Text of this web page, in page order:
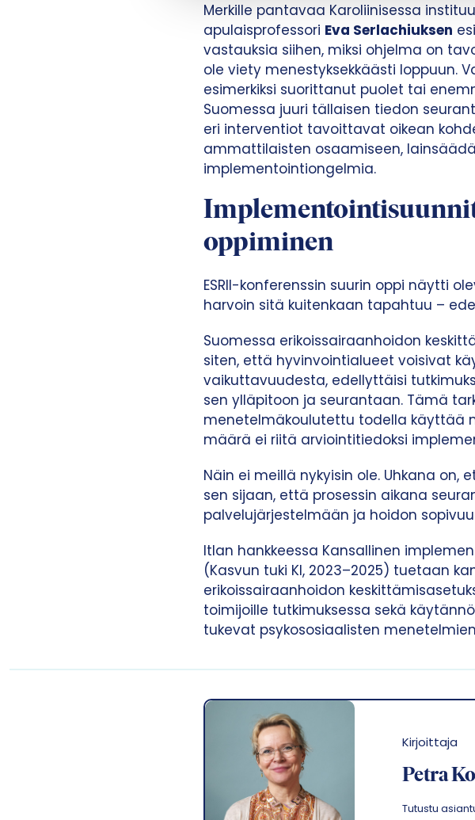
Merkille pantavaa Karoliinisessa
apulaisprofessori Eva Serlachiuksen
vastauksia siihen, miksi ohjelma on
ole viety menestyksekkäästi loppuun.
esimerkiksi suorittanut puolet tai
Suomessa juuri tällaisen tiedon
eri interventiot tavoittavat oikean
ammattilaisten osaamiseen,
implementointiongelmia.
oppiminen
ESRII-konferenssin suurin oppi näytti
harvoin sitä kuitenkaan tapahtuu –
Suomessa erikoissairaanhoidon
siten, että hyvinvointialueet voisivat
vaikuttavuudesta, edellyttäisi
sen ylläpitoon ja seurantaan. Tämä
menetelmäkoulutettu todella käyttää
määrä ei riitä arviointitiedoksi
Näin ei meillä nykyisin ole. Uhkana
sen sijaan, että prosessin aikana
palvelujärjestelmään ja hoidon
Itlan hankkeessa Kansallinen
(Kasvun tuki KI, 2023–2025) tuetaan
erikoissairaanhoidon
toimijoille tutkimuksessa sekä
tukevat psykososiaalisten
Kirjoittaja
Petra
Tutustu